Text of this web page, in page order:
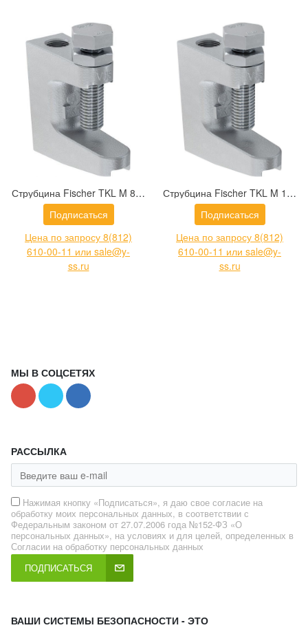
Струбцина Fischer TKL M 8 упак. 50 шт (79687)
Подписаться
Цена по запросу 8(812)
610-00-11 или sale@y-
ss.ru
Струбцина Fischer TKL M 10 упак. 50 шт (79688)
Подписаться
Цена по запросу 8(812)
610-00-11 или sale@y-
ss.ru
МЫ В СОЦСЕТЯХ
РАССЫЛКА
Нажимая кнопку «Подписаться», я даю свое согласие на
обработку моих персональных данных, в соответствии с
Федеральным законом от 27.07.2006 года №152-ФЗ «О
персональных данных», на условиях и для целей, определенных в
Согласии на обработку персональных данных
ПОДПИСАТЬСЯ
ВАШИ СИСТЕМЫ БЕЗОПАСНОСТИ - ЭТО